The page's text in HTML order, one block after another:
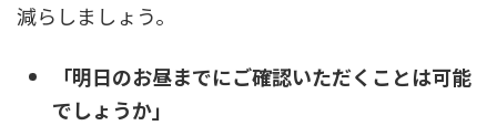
減らしましょう。
「明日のお昼までにご確認いただくことは可能
でしょうか」